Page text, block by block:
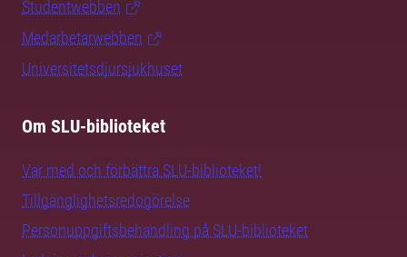
Studentwebben
Medarbetarwebben
Universitetsdjursjukhuset
Om SLU-biblioteket
Var med och förbättra SLU-biblioteket!
Tillgänglighetsredogörelse
Personuppgiftsbehandling på SLU-biblioteket